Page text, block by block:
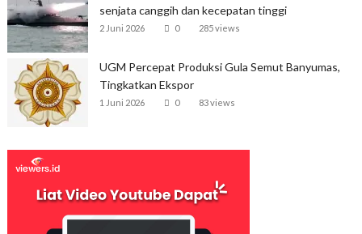
senjata canggih dan kecepatan tinggi
2 Juni 2026 0 285 views
UGM Percepat Produksi Gula Semut Banyumas,
Tingkatkan Ekspor
1 Juni 2026 0 83 views